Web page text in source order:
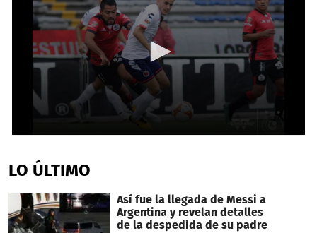
of
46
LO ÚLTIMO
Así fue la llegada de Messi a
Argentina y revelan detalles
de la despedida de su padre